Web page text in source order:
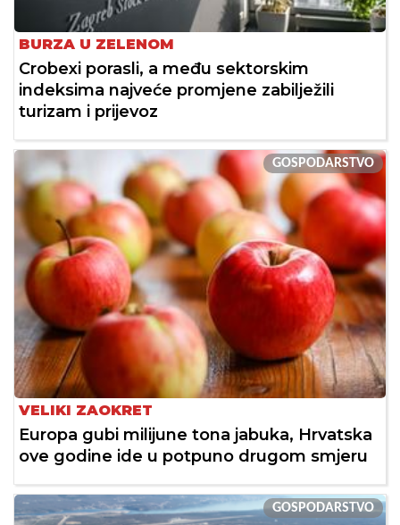
BURZA U ZELENOM
Crobexi porasli, a među sektorskim
indeksima najveće promjene zabilježili
turizam i prijevoz
GOSPODARSTVO
VELIKI ZAOKRET
Europa gubi milijune tona jabuka, Hrvatska
ove godine ide u potpuno drugom smjeru
GOSPODARSTVO